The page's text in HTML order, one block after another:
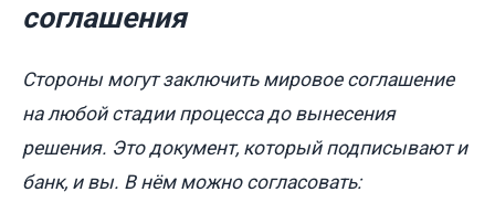
соглашения
Стороны могут заключить мировое соглашение
на любой стадии процесса до вынесения
решения. Это документ, который подписывают и
банк, и вы. В нём можно согласовать: